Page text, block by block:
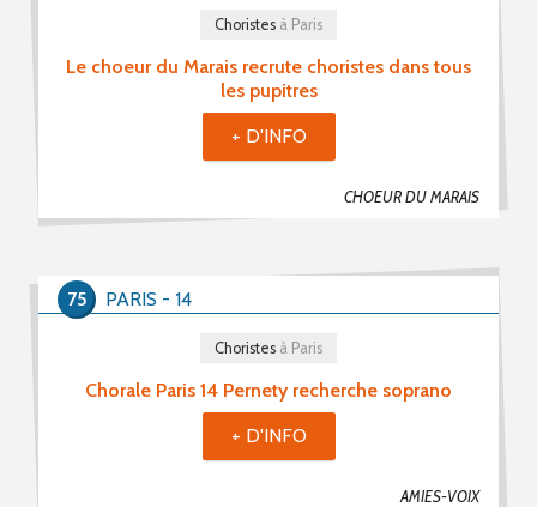
Le choeur du Marais recrute choristes dans tous
les pupitres
CHOEUR DU MARAIS
Choristes à Paris
+ D'INFO
Chorale Paris 14 Pernety recherche soprano
AMIES-VOIX
Choristes à Paris
PARIS - 14
75
+ D'INFO